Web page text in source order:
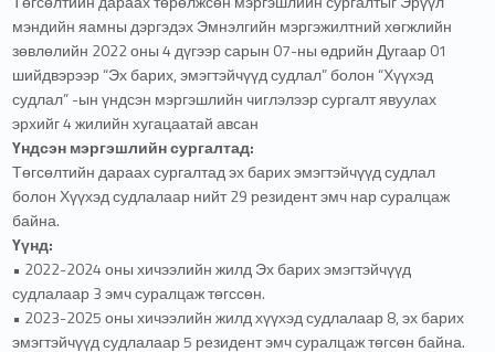
мэндийн яамны дэргэдэх Эмнэлгийн мэргэжилтний хөгжлийн
зөвлөлийн 2022 оны 4 дүгээр сарын 07-ны өдрийн Дугаар 01
шийдвэрээр “Эх барих, эмэгтэйчүүд судлал” болон “Хүүхэд
судлал” -ын үндсэн мэргэшлийн чиглэлээр сургалт явуулах
эрхийг 4 жилийн хугацаатай авсан
Үндсэн мэргэшлийн сургалтад:
Төгсөлтийн дараах сургалтад эх барих эмэгтэйчүүд судлал
болон Хүүхэд судлалаар нийт 29 резидент эмч нар суралцаж
байна.
Үүнд:
• 2022-2024 оны хичээлийн жилд Эх барих эмэгтэйчүүд
судлалаар 3 эмч суралцаж төгссөн.
• 2023-2025 оны хичээлийн жилд хүүхэд судлалаар 8, эх барих
эмэгтэйчүүд судлалаар 5 резидент эмч суралцаж төгсөн байна.